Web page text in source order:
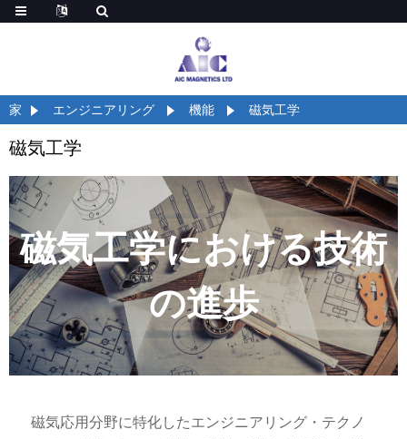
家 エンジニアリング 機能 磁気工学
磁気工学
磁気工学における技術
の進歩
磁気応用分野に特化したエンジニアリング・テクノ